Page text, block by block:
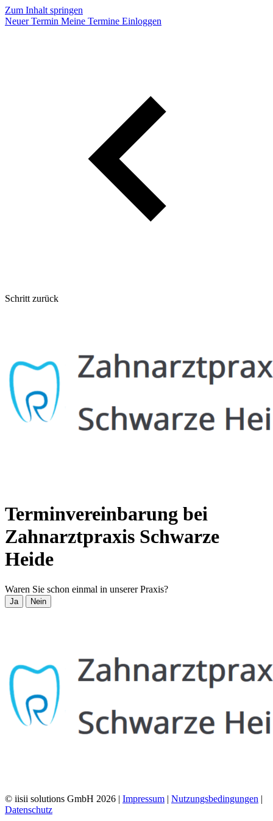
Zum Inhalt springen
Neuer Termin Meine Termine Einloggen
Schritt zurück
Terminvereinbarung bei
Zahnarztpraxis Schwarze
Heide
Waren Sie schon einmal in unserer Praxis?
Ja Nein
© iisii solutions GmbH 2026 | Impressum | Nutzungsbedingungen |
Datenschutz